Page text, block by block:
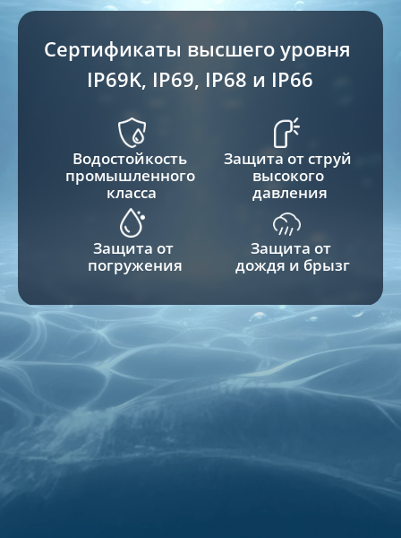
Защита от
дождя и брызг
Защита от
погружения
Защита от струй
высокого
давления
Водостойкость
промышленного
класса
Сертификаты высшего уровня
IP69K, IP69, IP68 и IP66